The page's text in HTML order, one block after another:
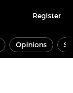
Register
Opinions